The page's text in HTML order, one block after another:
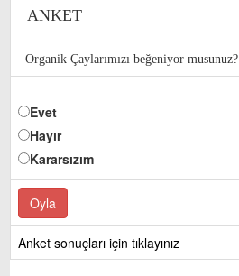
ANKET
Organik Çaylarımızı beğeniyor musunuz?
Evet
Hayır
Kararsızım
Anket sonuçları için tıklayınız